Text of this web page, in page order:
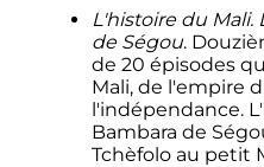
L'histoire du Mali.
de Ségou.
de 20 épisodes
Mali, de l'empire
l'indépendance.
Bambara de
Tchèfolo au petit